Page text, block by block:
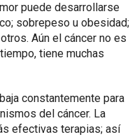
puede desarrollarse
sobrepeso u obesidad;
Aún el cáncer no es
tiene muchas
constantemente para
del cáncer. La
efectivas terapias; así